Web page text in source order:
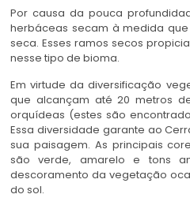
Por causa da pouca
herbáceas secam à medida
seca. Esses ramos secos
nesse tipo de bioma.
Em virtude da diversificação
que alcançam até 20 metros
orquídeas (estes são
Essa diversidade garante ao
sua paisagem. As principais
são verde, amarelo e tons
descoramento da vegetação
do sol.